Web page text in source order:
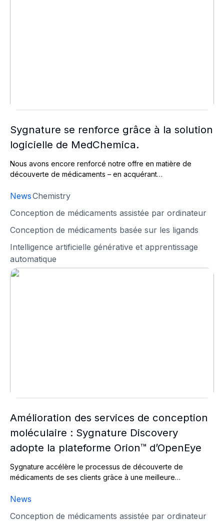
Sygnature se renforce grâce à la solution
logicielle de MedChemica.
Nous avons encore renforcé notre offre en matière de
découverte de médicaments – en acquérant…
NewsChemistry
Conception de médicaments assistée par ordinateur
Conception de médicaments basée sur les ligands
Intelligence artificielle générative et apprentissage
automatique
Amélioration des services de conception moléculaire :
Amélioration des services de conception
moléculaire : Sygnature Discovery
adopte la plateforme Orion™ d’OpenEye
Sygnature accélère le processus de découverte de
médicaments de ses clients grâce à une meilleure…
News
Conception de médicaments assistée par ordinateur